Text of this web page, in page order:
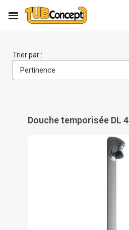
Trier par :